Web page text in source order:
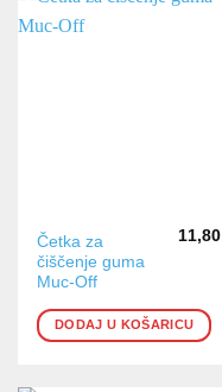
Četka za
čiščenje guma
Muc-Off
11,80
DODAJ U KOŠARICU